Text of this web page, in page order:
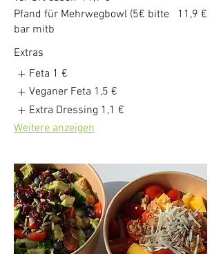
Pfand für Mehrwegbowl (5€ bitte
bar mitb
11,9 €
Extras
Feta 1 €
Veganer Feta 1,5 €
Extra Dressing 1,1 €
Weitere anzeigen